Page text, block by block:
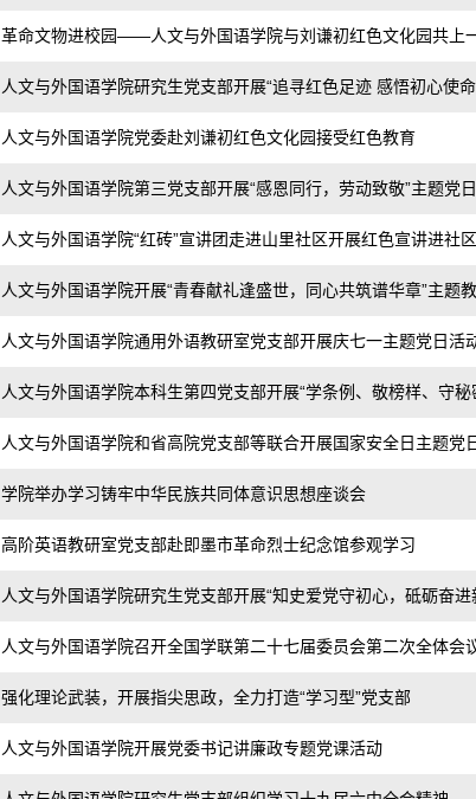
革命文物进校园——人文与外国语学院与刘谦初红色文化园共上
人文与外国语学院研究生党支部开展“追寻红色足迹 感悟初心使
人文与外国语学院党委赴刘谦初红色文化园接受红色教育
人文与外国语学院第三党支部开展“感恩同行，劳动致敬”主题党
人文与外国语学院“红砖”宣讲团走进山里社区开展红色宣讲进社
人文与外国语学院开展“青春献礼逢盛世，同心共筑谱华章”主题
人文与外国语学院通用外语教研室党支部开展庆七一主题党日活
人文与外国语学院本科生第四党支部开展“学条例、敬榜样、守
人文与外国语学院和省高院党支部等联合开展国家安全日主题党
学院举办学习铸牢中华民族共同体意识思想座谈会
高阶英语教研室党支部赴即墨市革命烈士纪念馆参观学习
人文与外国语学院研究生党支部开展“知史爱党守初心，砥砺奋
人文与外国语学院召开全国学联第二十七届委员会第二次全体会
强化理论武装，开展指尖思政，全力打造“学习型”党支部
人文与外国语学院开展党委书记讲廉政专题党课活动